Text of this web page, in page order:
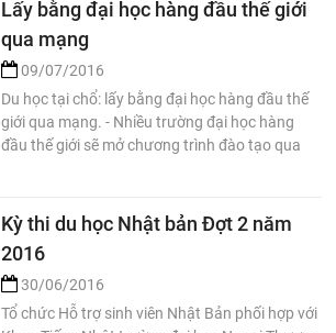
Lấy bằng đại học hàng đầu thế giới
qua mạng
09/07/2016
Du học tại chổ: lấy bằng đại học hàng đầu thế
giới qua mạng. - Nhiều trường đại học hàng
đầu thế giới sẽ mở chương trình đào tạo qua
Kỳ thi du học Nhật bản Đợt 2 năm
2016
30/06/2016
Tổ chức Hỗ trợ sinh viên Nhật Bản phối hợp với